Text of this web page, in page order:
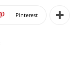
Pinterest